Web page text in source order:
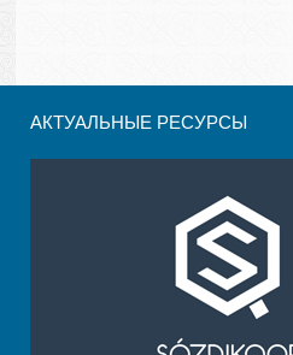
АКТУАЛЬНЫЕ РЕСУРСЫ